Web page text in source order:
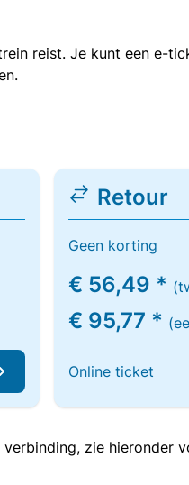
reist. Je kunt een e-
Retour
Geen korting
€ 56,49 *
€ 95,77 *
Online ticket
zie hieronder